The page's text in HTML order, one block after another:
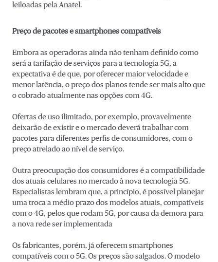
leiloadas pela Anatel.
Preço de pacotes e smartphones compatíveis
Embora as operadoras ainda não tenham definido como
será a tarifação de serviços para a tecnologia 5G, a
expectativa é de que, por oferecer maior velocidade e
menor latência, o preço dos planos tende ser mais alto que
o cobrado atualmente nas opções com 4G.
Ofertas de uso ilimitado, por exemplo, provavelmente
deixarão de existir e o mercado deverá trabalhar com
pacotes para diferentes perfis de consumidores, com o
preço atrelado ao nível de serviço.
Outra preocupação dos consumidores é a compatibilidade
dos atuais celulares no mercado à nova tecnologia 5G.
Especialistas lembram que, a princípio, é possível planejar
uma troca a médio prazo dos modelos atuais, compatíveis
com o 4G, pelos que rodam 5G, por causa da demora para
a nova rede ser implementada
Os fabricantes, porém, já oferecem smartphones
compatíveis com o 5G. Os preços são salgados. O modelo